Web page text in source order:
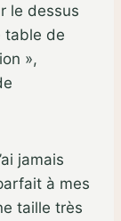
le dessus
table de
»,
jamais
à mes
taille très